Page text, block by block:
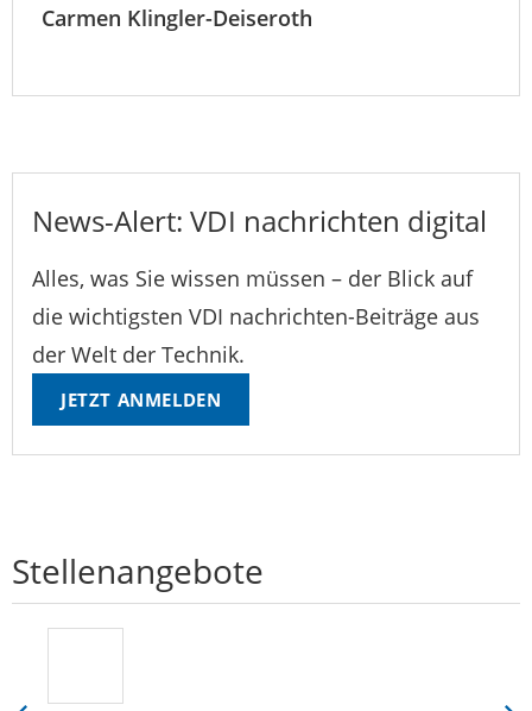
Carmen Klingler-Deiseroth
News-Alert: VDI nachrichten digital
Alles, was Sie wissen müssen – der Blick auf
die wichtigsten VDI nachrichten-Beiträge aus
der Welt der Technik.
JETZT ANMELDEN
Stellenangebote